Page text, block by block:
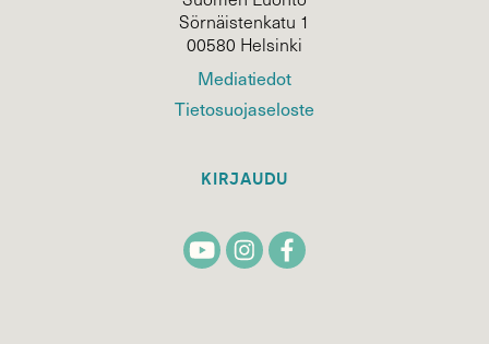
Sörnäistenkatu 1
00580 Helsinki
Mediatiedot
Tietosuojaseloste
KIRJAUDU